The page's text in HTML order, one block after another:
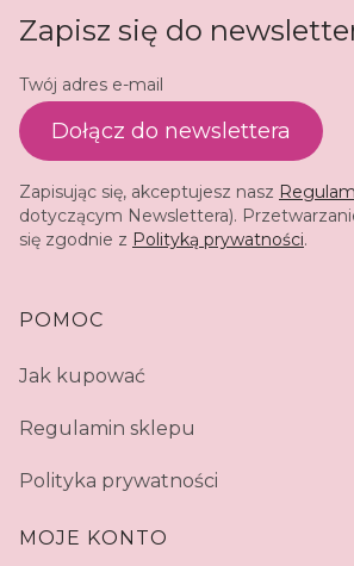
Zapisz się do
Twój adres e-mail
Dołącz do newslettera
Zapisując się, akceptujesz nasz
dotyczącym Newslettera).
się zgodnie z Polityką prywatności.
Linki w stopce
POMOC
Jak kupować
Regulamin sklepu
Polityka prywatności
MOJE KONTO